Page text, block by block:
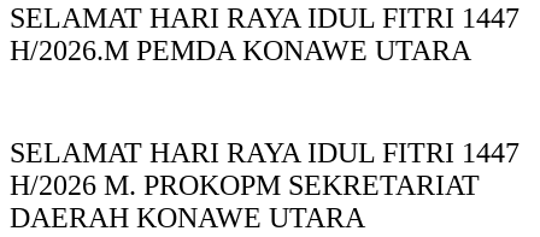
SELAMAT HARI RAYA IDUL FITRI 1447
H/2026.M PEMDA KONAWE UTARA
SELAMAT HARI RAYA IDUL FITRI 1447
H/2026 M. PROKOPM SEKRETARIAT
DAERAH KONAWE UTARA